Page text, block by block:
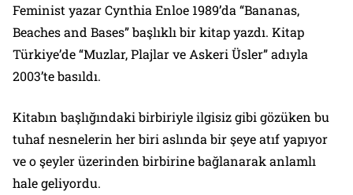
Feminist yazar Cynthia Enloe 1989’da “Bananas,
Beaches and Bases” başlıklı bir kitap yazdı. Kitap
Türkiye’de “Muzlar, Plajlar ve Askeri Üsler” adıyla
2003’te basıldı.
Kitabın başlığındaki birbiriyle ilgisiz gibi gözüken bu
tuhaf nesnelerin her biri aslında bir şeye atıf yapıyor
ve o şeyler üzerinden birbirine bağlanarak anlamlı
hale geliyordu.